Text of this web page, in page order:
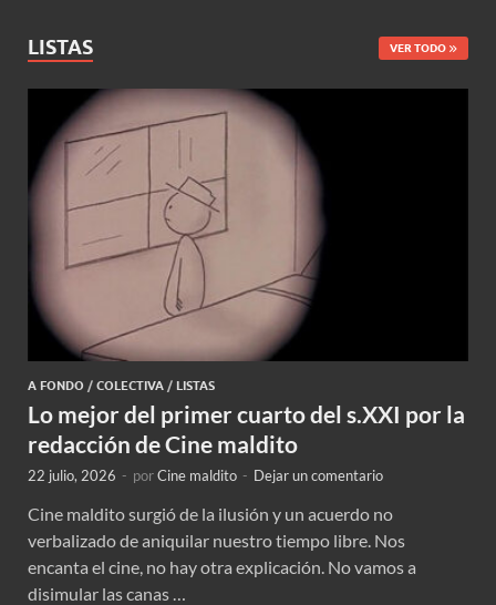
LISTAS VER TODO
A FONDO / COLECTIVA / LISTAS
Lo mejor del primer cuarto del s.XXI por la
redacción de Cine maldito
22 julio, 2026 - porCine maldito - Dejar un comentario
Cine maldito surgió de la ilusión y un acuerdo no
verbalizado de aniquilar nuestro tiempo libre. Nos
encanta el cine, no hay otra explicación. No vamos a
disimular las canas …